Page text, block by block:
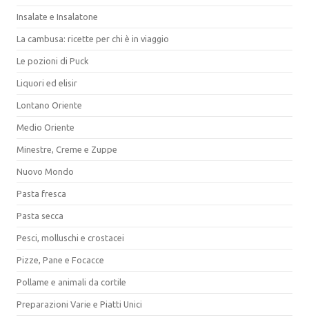
Insalate e Insalatone
La cambusa: ricette per chi è in viaggio
Le pozioni di Puck
Liquori ed elisir
Lontano Oriente
Medio Oriente
Minestre, Creme e Zuppe
Nuovo Mondo
Pasta fresca
Pasta secca
Pesci, molluschi e crostacei
Pizze, Pane e Focacce
Pollame e animali da cortile
Preparazioni Varie e Piatti Unici